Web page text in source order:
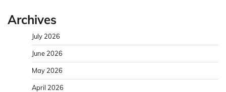
Archives
July 2026
June 2026
May 2026
April 2026